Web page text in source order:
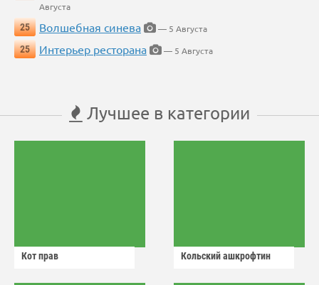
Августа
25
Волшебная синева
— 5 Августа
25
Интерьер ресторана — 5 Августа
Лучшее в категории
Кот прав Кольский ашкрофтин